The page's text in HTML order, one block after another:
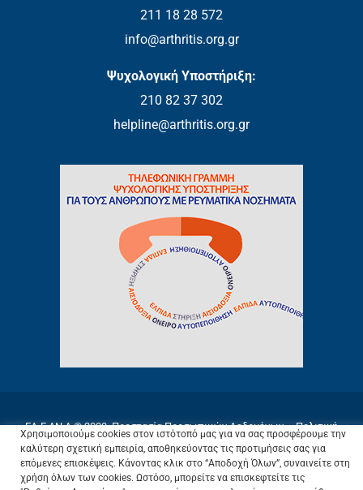
211 18 28 572
info@arthritis.org.gr
Ψυχολογική Υποστήριξη:
210 82 37 302
helpline@arthritis.org.gr
ΕΛ.Ε.ΑΝ.Α © 2003.Προστασία Προσωπικών Δεδομένων–Πολιτική
Cookies – Όροι Χρήσης
Χρησιμοποιούμε cookies στον ιστότοπό μας για να σας προσφέρουμε την
καλύτερη σχετική εμπειρία, αποθηκεύοντας τις προτιμήσεις σας για
επόμενες επισκέψεις. Κάνοντας κλικ στο “Αποδοχή Όλων”, συναινείτε στη
χρήση όλων των cookies. Ωστόσο, μπορείτε να επισκεφτείτε τις